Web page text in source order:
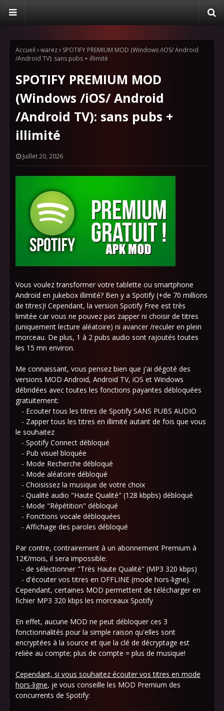
Accueil warez
SPOTIFY PREMIUM MOD (Windows /iOS/ Android
/Android TV): sans pubs + illimité
SPOTIFY PREMIUM MOD
(Windows /iOS/ Android
/Android TV): sans pubs +
illimité
Juillet 20, 2026
Vous voulez transformer votre tablette ou smartphone
Android en jukebox illimité? Ben y a Spotify (+de 70 millions
de titres)! Cependant, la version Spotify Free est très
limitée car vous ne pouvez pas zapper ni choisir de titres
(uniquement lecture aléatoire) ni avancer /reculer en plein
morceau. De plus, 1 à 2 pubs audio sont rajoutés toutes
les 15 mn environ.
Me connaissant, vous pensez bien que j'ai dégoté des
versions MOD Android, Android TV, iOS et Windows
débridées avec toutes les fonctions payantes débloquées
gratuitement:
- Ecouter tous les titres de Spotify SANS PUBS AUDIO
- Zapper tous les titres en illimité autant de fois que vous
le souhaitez
- Spotify Connect débloqué
- Pub visuel bloquée
- Mode Recherche débloqué
- Mode aléatoire débloqué
- Choisissez la musique de votre choix
- Qualité audio "Haute Qualité" (128 kbpbs) débloqué
- Mode "Répétition" débloqué
- Fonctions vocale débloquées
- Affichage des paroles débloqué
Par contre, contrairement à un abonnement Premium à
12€/mois, il sera impossible:
- de sélectionner "Très Haute Qualité" (MP3 320 kbps)
- d'écouter vos titres en OFFLINE (mode hors-ligne).
Cependant, certaines MOD permettent de télécharger en
fichier MP3 320 kbps les morceaux Spotify
En effet, aucune MOD ne peut débloquer ces 3
fonctionnalités pour la simple raison qu'elles sont
encryptées à la source et que la clé de décryptage est
reliée au compte; plus de compte = plus de musique!
Cependant, si vous souhaitez écouter vos titres en mode
hors-ligne, je vous conseille les MOD Premium des
concurrents de Spotify: